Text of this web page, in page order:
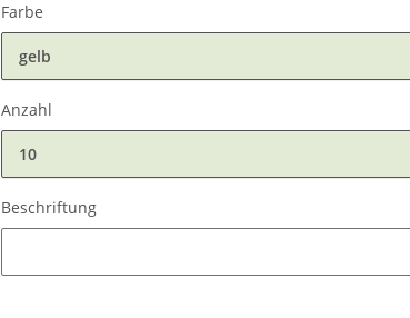
Farbe
gelb
Anzahl
10
Beschriftung